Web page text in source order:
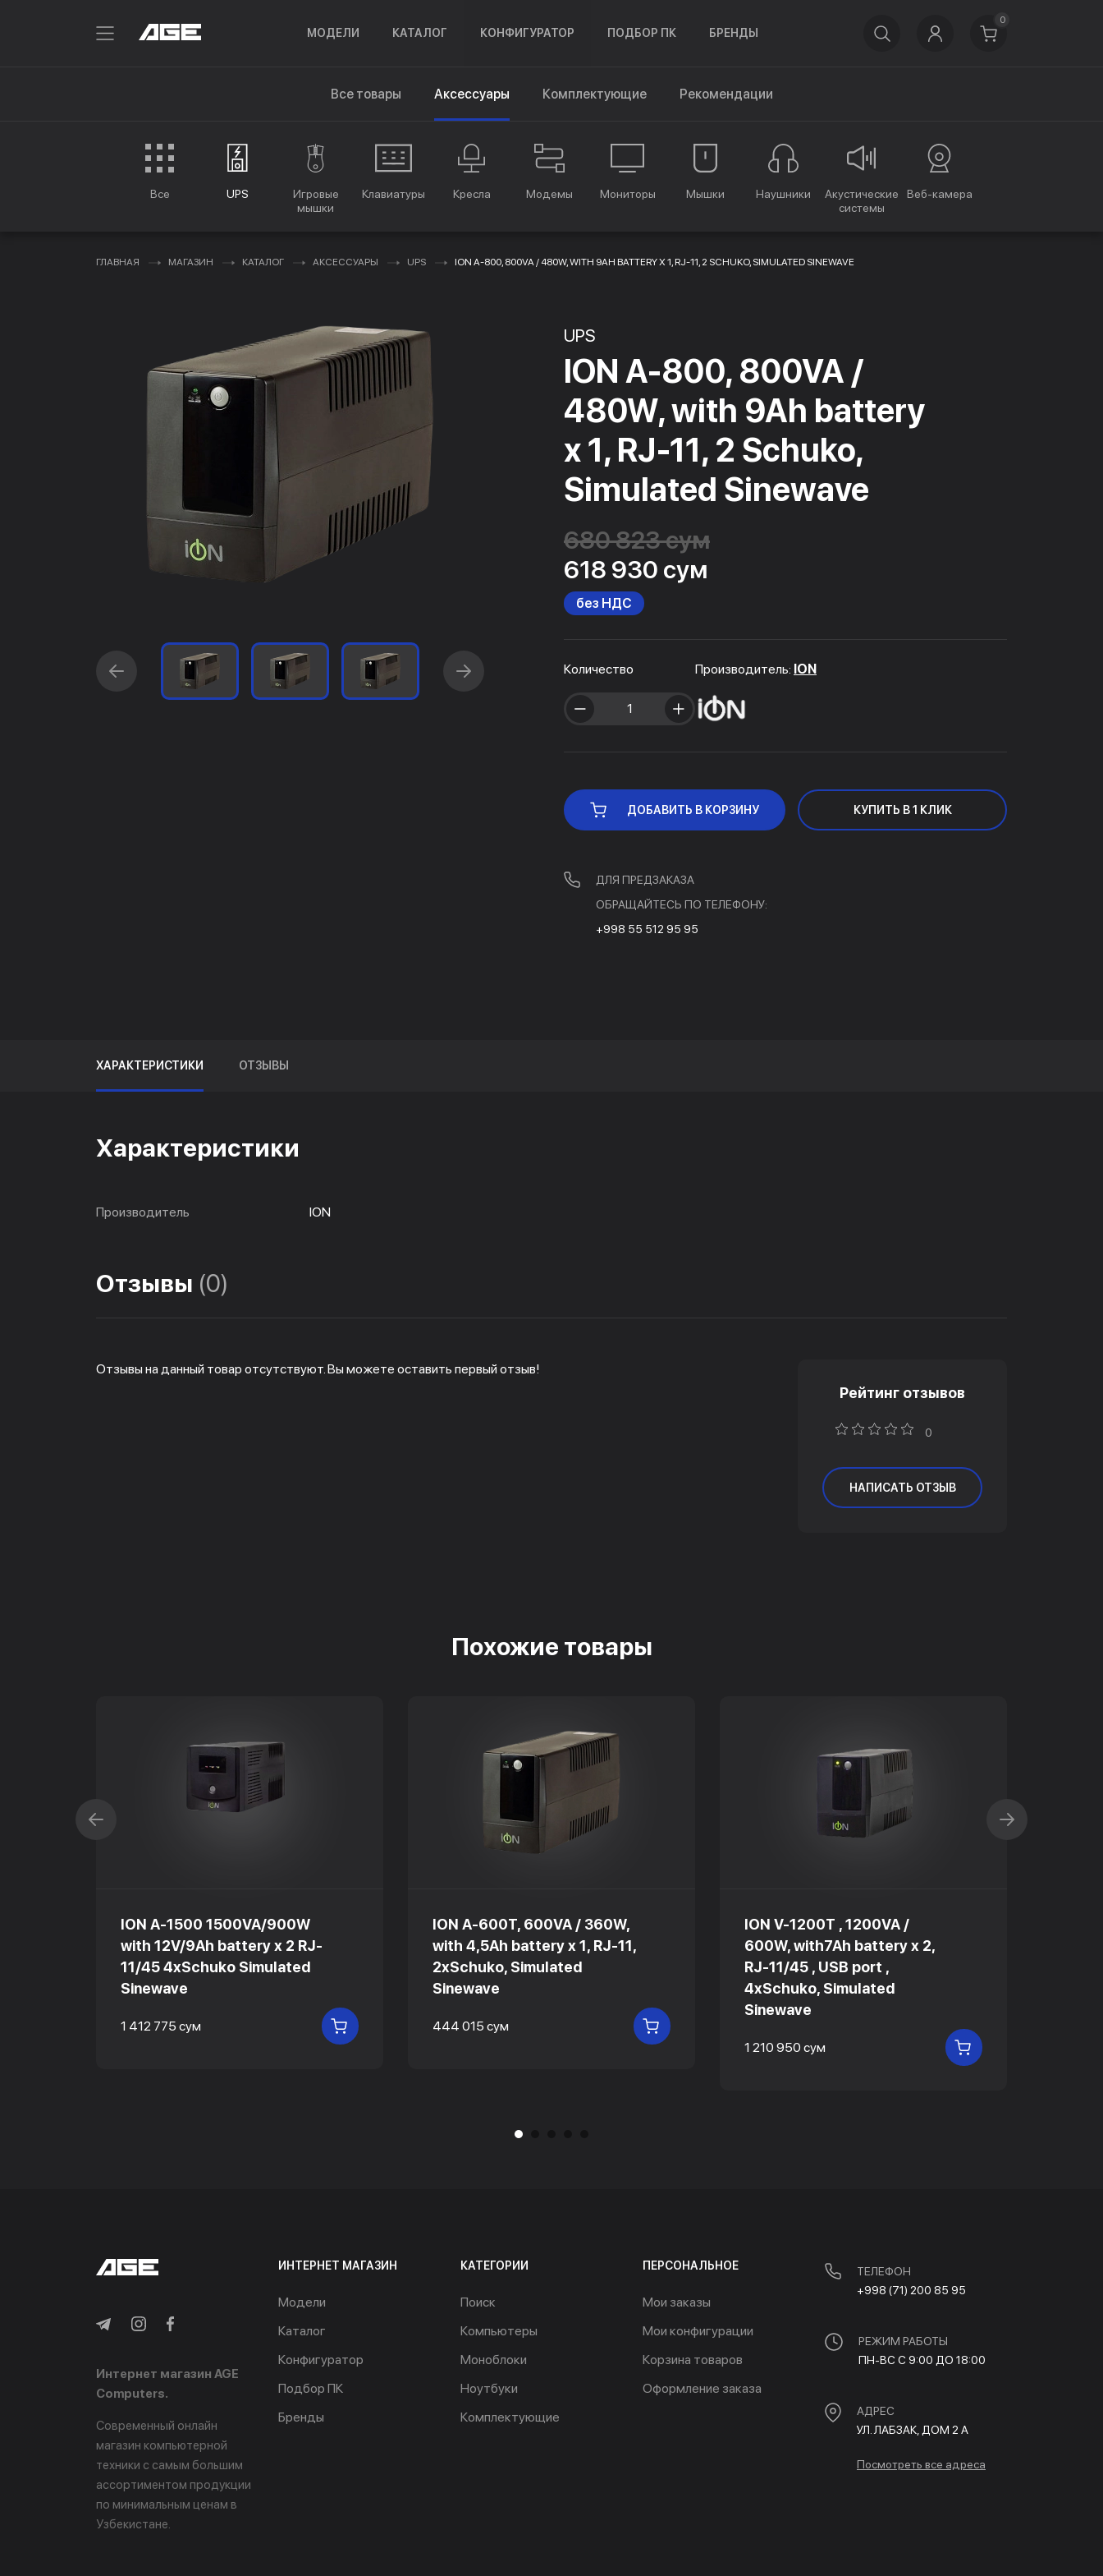
МОДЕЛИ КАТАЛОГ КОНФИГУРАТОР ПОДБОР ПК БРЕНДЫ
0
Все товары Аксессуары Комплектующие Рекомендации
Все UPS
Игровые
мышки
Клавиатуры Кресла Модемы Мониторы Мышки Наушники
Акустические
системы
Веб-камера
ГЛАВНАЯ МАГАЗИН КАТАЛОГ АКСЕССУАРЫ UPS ION A-800, 800VA / 480W, WITH 9AH BATTERY Х 1, RJ-11, 2 SCHUKO, SIMULATED SINEWAVE
UPS
ION A-800, 800VA /
480W, with 9Ah battery
х 1, RJ-11, 2 Schuko,
Simulated Sinewave
680 823 сум
618 930 сум
без НДС
Количество Производитель: ION
ДОБАВИТЬ В КОРЗИНУ КУПИТЬ В 1 КЛИК
ДЛЯ ПРЕДЗАКАЗА
ОБРАЩАЙТЕСЬ ПО ТЕЛЕФОНУ:
+998 55 512 95 95
ХАРАКТЕРИСТИКИ ОТЗЫВЫ
Характеристики
Производитель ION
Отзывы (0)
Отзывы на данный товар отсутствуют. Вы можете оставить первый отзыв!
Рейтинг отзывов
0
НАПИСАТЬ ОТЗЫВ
Похожие товары
ION A-1500 1500VA/900W
with 12V/9Ah battery х 2 RJ-
11/45 4xSchuko Simulated
Sinewave
1 412 775 сум В КОРЗИНУ
ION A-600T, 600VA / 360W,
with 4,5Ah battery х 1, RJ-11,
2xSchuko, Simulated
Sinewave
444 015 сум В КОРЗИНУ
ION V-1200T , 1200VA /
600W, with7Ah battery х 2,
RJ-11/45 , USB port ,
4xSchuko, Simulated
Sinewave
1 210 950 сум В КОРЗИНУ
Интернет магазин AGE
Computers.
Современный онлайн
магазин компьютерной
техники с самым большим
ассортиментом продукции
по минимальным ценам в
Узбекистане.
ИНТЕРНЕТ МАГАЗИН
Модели
Каталог
Конфигуратор
Подбор ПК
Бренды
КАТЕГОРИИ
Поиск
Компьютеры
Моноблоки
Ноутбуки
Комплектующие
ПЕРСОНАЛЬНОЕ
Мои заказы
Мои конфигурации
Корзина товаров
Оформление заказа
ТЕЛЕФОН
+998 (71) 200 85 95
РЕЖИМ РАБОТЫ
ПН-ВС С 9:00 ДО 18:00
АДРЕС
УЛ. ЛАБЗАК, ДОМ 2 A
Посмотреть все адреса